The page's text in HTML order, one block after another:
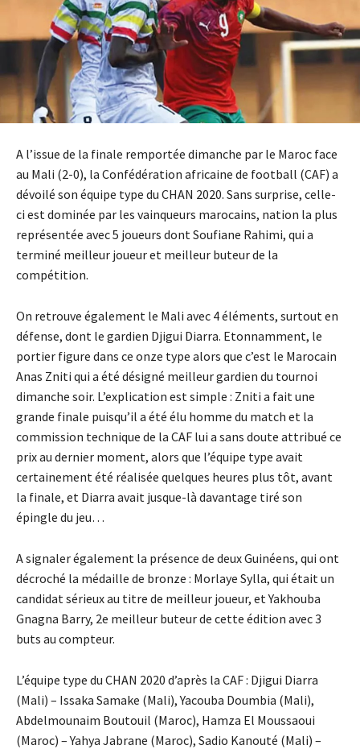
A l’issue de la finale remportée dimanche par le Maroc face
au Mali (2-0), la Confédération africaine de football (CAF) a
dévoilé son équipe type du CHAN 2020. Sans surprise, celle-
ci est dominée par les vainqueurs marocains, nation la plus
représentée avec 5 joueurs dont Soufiane Rahimi, qui a
terminé meilleur joueur et meilleur buteur de la
compétition.
On retrouve également le Mali avec 4 éléments, surtout en
défense, dont le gardien Djigui Diarra. Etonnamment, le
portier figure dans ce onze type alors que c’est le Marocain
Anas Zniti qui a été désigné meilleur gardien du tournoi
dimanche soir. L’explication est simple : Zniti a fait une
grande finale puisqu’il a été élu homme du match et la
commission technique de la CAF lui a sans doute attribué ce
prix au dernier moment, alors que l’équipe type avait
certainement été réalisée quelques heures plus tôt, avant
la finale, et Diarra avait jusque-là davantage tiré son
épingle du jeu…
A signaler également la présence de deux Guinéens, qui ont
décroché la médaille de bronze : Morlaye Sylla, qui était un
candidat sérieux au titre de meilleur joueur, et Yakhouba
Gnagna Barry, 2e meilleur buteur de cette édition avec 3
buts au compteur.
L’équipe type du CHAN 2020 d’après la CAF : Djigui Diarra
(Mali) – Issaka Samake (Mali), Yacouba Doumbia (Mali),
Abdelmounaim Boutouil (Maroc), Hamza El Moussaoui
(Maroc) – Yahya Jabrane (Maroc), Sadio Kanouté (Mali) –